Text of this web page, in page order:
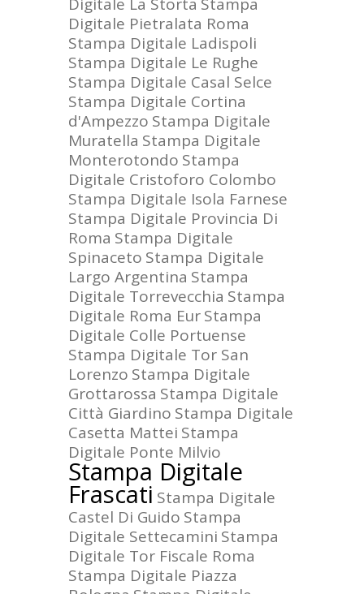
Digitale Pietralata Roma
Stampa Digitale Ladispoli
Stampa Digitale Le Rughe
Stampa Digitale Casal Selce
Stampa Digitale Cortina
d'Ampezzo Stampa Digitale
Muratella Stampa Digitale
Monterotondo Stampa
Digitale Cristoforo Colombo
Stampa Digitale Isola Farnese
Stampa Digitale Provincia Di
Roma Stampa Digitale
Spinaceto Stampa Digitale
Largo Argentina Stampa
Digitale Torrevecchia Stampa
Digitale Roma EurStampa
Digitale Colle Portuense
Stampa Digitale Tor San
Lorenzo Stampa Digitale
Grottarossa Stampa Digitale
Città Giardino Stampa Digitale
Casetta Mattei Stampa
Digitale Ponte Milvio
Stampa Digitale
Frascati Stampa Digitale
Castel Di Guido Stampa
Digitale Settecamini Stampa
Digitale Tor Fiscale Roma
Stampa Digitale Piazza